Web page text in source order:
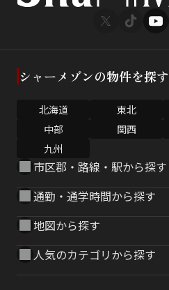
シャーメゾンの物件を探す
北海道 東北
中部
関西
九州
市区郡・路線・駅から探す
通勤・通学時間から探す
地図から探す
人気のカテゴリから探す